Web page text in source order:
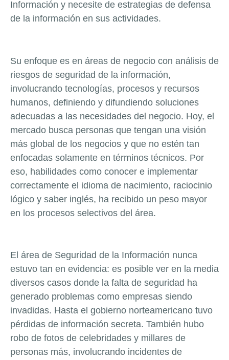
Información y necesite de estrategias de defensa
de la información en sus actividades.
Su enfoque es en áreas de negocio con análisis de
riesgos de seguridad de la información,
involucrando tecnologías, procesos y recursos
humanos, definiendo y difundiendo soluciones
adecuadas a las necesidades del negocio. Hoy, el
mercado busca personas que tengan una visión
más global de los negocios y que no estén tan
enfocadas solamente en términos técnicos. Por
eso, habilidades como conocer e implementar
correctamente el idioma de nacimiento, raciocinio
lógico y saber inglés, ha recibido un peso mayor
en los procesos selectivos del área.
El área de Seguridad de la Información nunca
estuvo tan en evidencia: es posible ver en la media
diversos casos donde la falta de seguridad ha
generado problemas como empresas siendo
invadidas. Hasta el gobierno norteamericano tuvo
pérdidas de información secreta. También hubo
robo de fotos de celebridades y millares de
personas más, involucrando incidentes de